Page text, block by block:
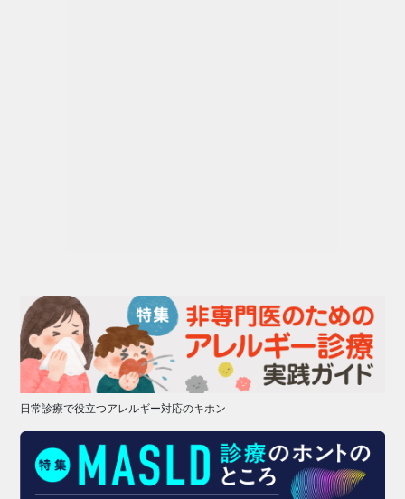
日常診療で役立つアレルギー対応のキホン